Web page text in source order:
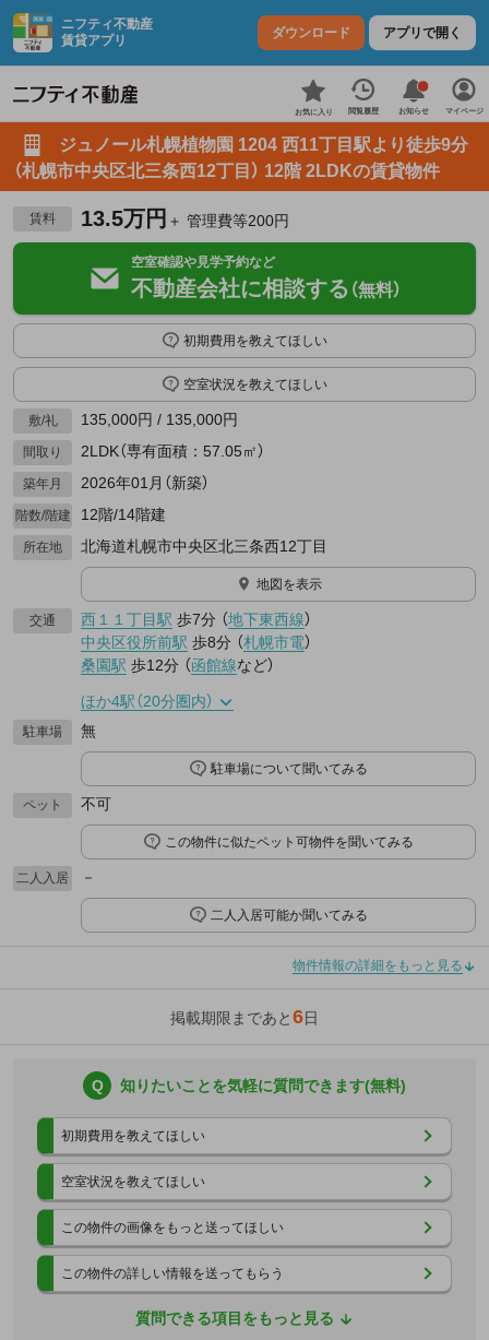
ニフティ不動産
賃貸アプリ
ダウンロード アプリで開く
お気に入り 閲覧履歴 お知らせ マイページ
ジュノール札幌植物園 1204 西11丁目駅より徒歩9分
（札幌市中央区北三条西12丁目） 12階 2LDKの賃貸物件
賃料 13.5万円 ＋ 管理費等200円
空室確認や見学予約など
不動産会社に相談する （無料）
初期費用を教えてほしい
空室状況を教えてほしい
敷/礼 135,000円 / 135,000円
間取り 2LDK（専有面積：57.05㎡）
築年月 2026年01月（新築）
階数/階建 12階/14階建
所在地 北海道札幌市中央区北三条西12丁目
地図を表示
交通 西１１丁目駅 歩7分 （地下東西線）
中央区役所前駅 歩8分 （札幌市電）
桑園駅 歩12分 （函館線など）
ほか4駅（20分圏内）
駐車場 無
駐車場について聞いてみる
ペット 不可
この物件に似たペット可物件を聞いてみる
二人入居 －
二人入居可能か聞いてみる
物件情報の詳細をもっと見る
掲載期限まであと6日
Q 知りたいことを気軽に質問できます(無料)
初期費用を教えてほしい
空室状況を教えてほしい
この物件の画像をもっと送ってほしい
この物件の詳しい情報を送ってもらう
質問できる項目をもっと見る